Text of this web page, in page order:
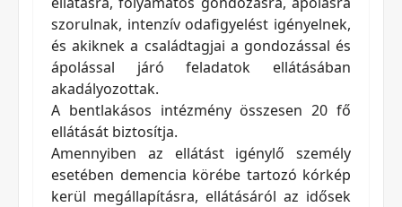
szorulnak, intenzív odafigyelést igényelnek,
és akiknek a családtagjai a gondozással és
ápolással járó feladatok ellátásában
akadályozottak.
A bentlakásos intézmény összesen 20 fő
ellátását biztosítja.
Amennyiben az ellátást igénylő személy
esetében demencia körébe tartozó kórkép
kerül megállapításra, ellátásáról az idősek